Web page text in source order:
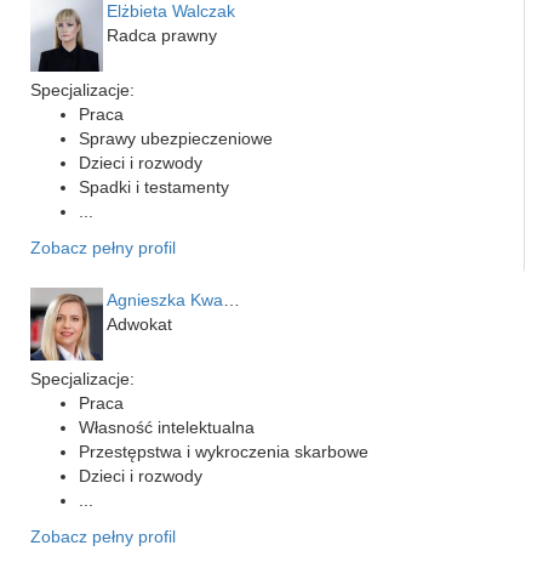
Elżbieta Walczak
Radca prawny
Specjalizacje:
Praca
Sprawy ubezpieczeniowe
Dzieci i rozwody
Spadki i testamenty
Zobacz pełny profil
Adwokat
Specjalizacje:
Praca
Własność intelektualna
Przestępstwa i wykroczenia skarbowe
Dzieci i rozwody
Zobacz pełny profil